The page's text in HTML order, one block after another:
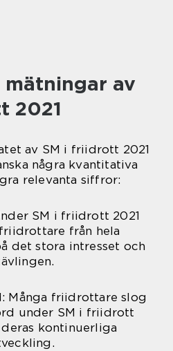
av
2021
av SM i friidrott 2021
några kvantitativa
relevanta siffror:
SM i friidrott 2021
från hela
det stora intresset och
Många friidrottare slog
under SM i friidrott
kontinuerliga